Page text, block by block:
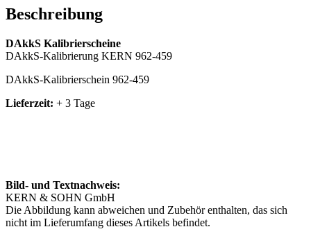
Beschreibung
DAkkS Kalibrierscheine
DAkkS-Kalibrierung KERN 962-459
DAkkS-Kalibrierschein 962-459
Lieferzeit: + 3 Tage
Bild- und Textnachweis:
KERN & SOHN GmbH
Die Abbildung kann abweichen und Zubehör enthalten, das sich
nicht im Lieferumfang dieses Artikels befindet.